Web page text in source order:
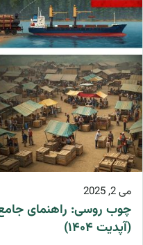
می 2, 2025
چوب روسی: راهنمای جامع
(آپدیت ۱۴۰۴)